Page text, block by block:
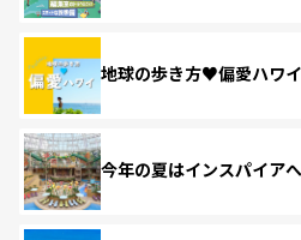
地球の歩き方♥偏愛ハワイ
今年の夏はインスパイアへ